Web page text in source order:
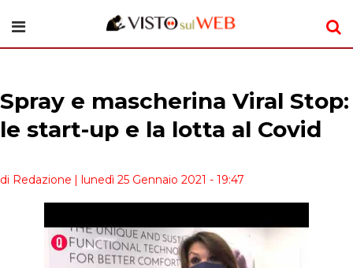
Spray e mascherina Viral Stop:
le start-up e la lotta al Covid
di Redazione | lunedì 25 Gennaio 2021 - 19:47